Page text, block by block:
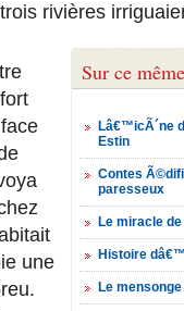
rivières
Sur ce
Lâ€™icÃ´ne
Estin
Contes
paresseux
Le miracle
Histoire
Le
une